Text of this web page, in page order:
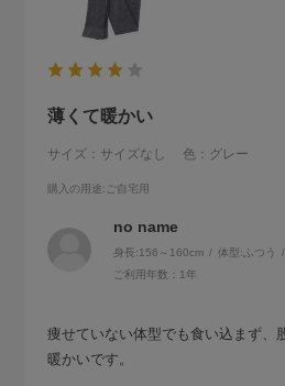
薄くて暖かい
サイズ：サイズなし 色：グレー
購入の用途:ご自宅用
no name
身長:156～160cm 体型:ふつう
ご利用年数：1年
痩せていない体型でも食い込まず、
暖かいです。